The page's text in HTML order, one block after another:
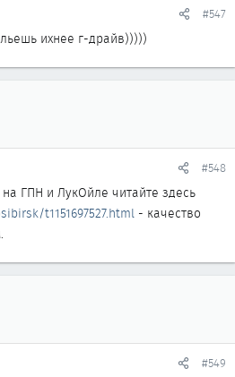
#547
ихнее г-драйв)))))
#548
ГПН и ЛукОйле читайте здесь
t1151697527.html - качество
#549